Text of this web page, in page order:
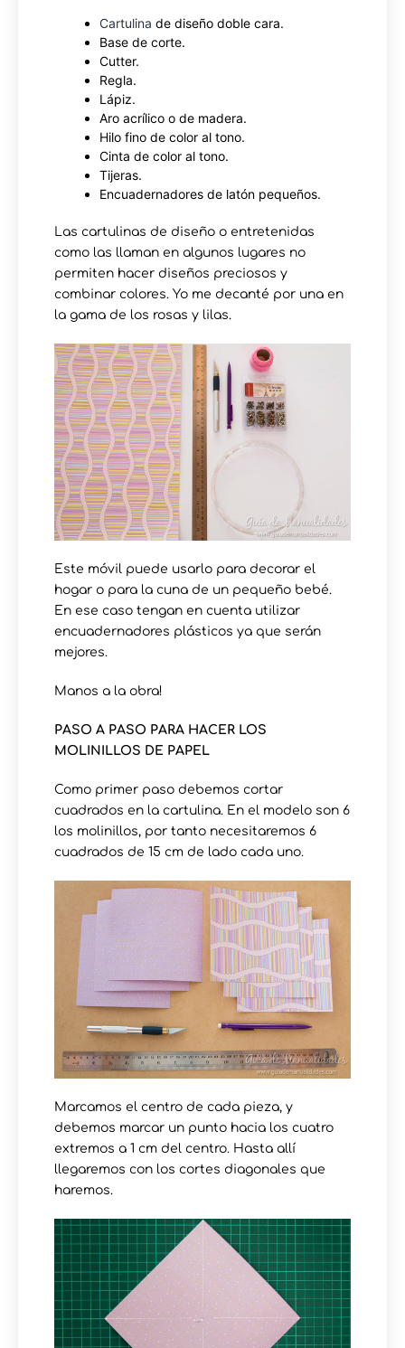
Cartulina de diseño doble cara.
Base de corte.
Cutter.
Regla.
Lápiz.
Aro acrílico o de madera.
Hilo fino de color al tono.
Cinta de color al tono.
Tijeras.
Encuadernadores de latón pequeños.
Las cartulinas de diseño o entretenidas
como las llaman en algunos lugares no
permiten hacer diseños preciosos y
combinar colores. Yo me decanté por una en
la gama de los rosas y lilas.
Este móvil puede usarlo para decorar el
hogar o para la cuna de un pequeño bebé.
En ese caso tengan en cuenta utilizar
encuadernadores plásticos ya que serán
mejores.
Manos a la obra!
PASO A PASO PARA HACER LOS
MOLINILLOS DE PAPEL
Como primer paso debemos cortar
cuadrados en la cartulina. En el modelo son 6
los molinillos, por tanto necesitaremos 6
cuadrados de 15 cm de lado cada uno.
Marcamos el centro de cada pieza, y
debemos marcar un punto hacia los cuatro
extremos a 1 cm del centro. Hasta allí
llegaremos con los cortes diagonales que
haremos.